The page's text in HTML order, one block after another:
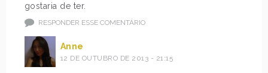
gostaria de ter.
RESPONDER ESSE COMENTÁRIO
Anne
12 DE OUTUBRO DE 2013 - 21:15